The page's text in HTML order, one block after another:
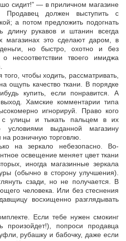
сидит!” — в приличном магазине
Продавец должен выступить с
а потом предложить подогнать
длину рукавов и штанин всегда
магазинах это сделают даром, в
но быстро, охотно и без
несоответствии твоего имиджа
чтобы ходить, рассматривать,
ощупь качество ткани. В порядке
купить, если понравится. А
Хамские комментарии типа
игнорируй. Право кого
с улицы и тыкать пальцем в их
условиями выданной магазину
на розничную торговлю.
на зеркало небезопасно. Во-
освещение меняет цвет ткани
иногда магазинные зеркала
(обычно в сторону улучшения).
сзади, но не получается. В
человека. Или без стеснения
восхищенно разглядывать
Если тебе нужен смокинг
произойдет!), попроси продавца
рубашку и бабочку, даже если